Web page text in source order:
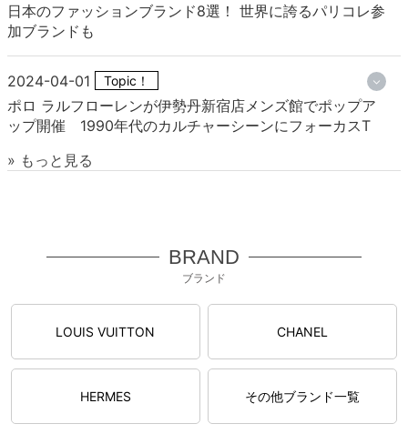
日本のファッションブランド8選！ 世界に誇るパリコレ参
加ブランドも
2024-04-01 Topic！
ポロ ラルフローレンが伊勢丹新宿店メンズ館でポップア
ップ開催 1990年代のカルチャーシーンにフォーカスT
» もっと見る
BRAND
ブランド
LOUIS VUITTON CHANEL
HERMES その他ブランド一覧